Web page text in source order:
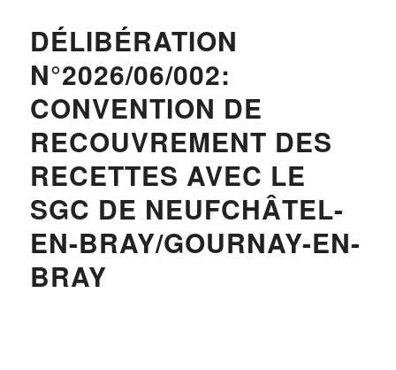
DÉLIBÉRATION
N°2026/06/002:
CONVENTION DE
RECOUVREMENT DES
RECETTES AVEC LE
SGC DE NEUFCHÂTEL-
EN-BRAY/GOURNAY-EN-
BRAY